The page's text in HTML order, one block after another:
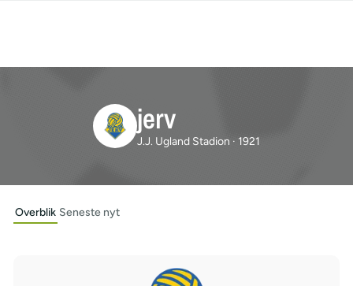
jerv
J.J. Ugland Stadion · 1921
Overblik Seneste nyt